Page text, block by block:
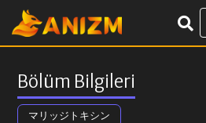
Bölüm Bilgileri
マリッジトキシン